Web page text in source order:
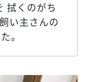
拭くのがち
い主さんの
。